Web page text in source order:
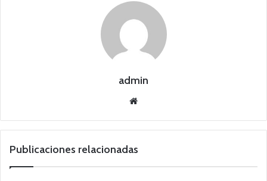
admin
we
Publicaciones relacionadas